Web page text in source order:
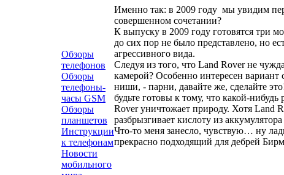
Обзоры
телефонов
Обзоры
телефоны-
часы GSM
Обзоры
планшетов
Инструкции
к телефонам
Новости
мобильного
Именно так: в 2009 году мы увидим
совершенном сочетании?
К выпуску в 2009 году готовятся три
до сих пор не было представлено, но
агрессивного вида.
Следуя из того, что Land Rover не
камерой? Особенно интересен вариант
ниши, - парни, давайте же, сделайте
будьте готовы к тому, что какой-
Rover уничтожает природу. Хотя Land
разбрызгивает кислоту из
Что-то меня занесло, чувствую… ну
прекрасно подходящий для дебрей